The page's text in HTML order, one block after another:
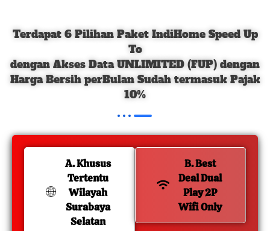
Terdapat 6 Pilihan Paket IndiHome Speed Up
To
dengan Akses Data UNLIMITED (FUP) dengan
Harga Bersih perBulan Sudah termasuk Pajak
10%
A. Khusus
Tertentu
Wilayah
Surabaya
Selatan
B. Best
Deal Dual
Play 2P
Wifi Only